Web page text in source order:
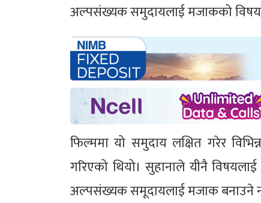
अल्पसंख्यक समुदायलाई मजाकको विषय
फिल्ममा यो समुदाय लक्षित गरेर
गरिएको थियो। सुहानाले यीनै
अल्पसंख्यक समूदायलाई मजाक बनाउने